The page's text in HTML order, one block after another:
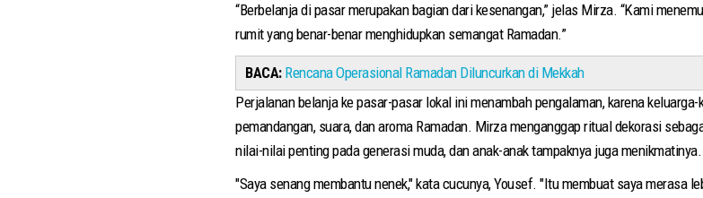
“Berbelanja di pasar merupakan bagian dari kesenangan,” jelas Mirza. “Kami
rumit yang benar-benar menghidupkan semangat Ramadan.”
BACA: Rencana Operasional Ramadan Diluncurkan di Mekkah
Perjalanan belanja ke pasar-pasar lokal ini menambah pengalaman, karena
pemandangan, suara, dan aroma Ramadan. Mirza menganggap ritual dekorasi
nilai-nilai penting pada generasi muda, dan anak-anak tampaknya juga menikmatinya.
"Saya senang membantu nenek," kata cucunya, Yousef. "Itu membuat saya merasa